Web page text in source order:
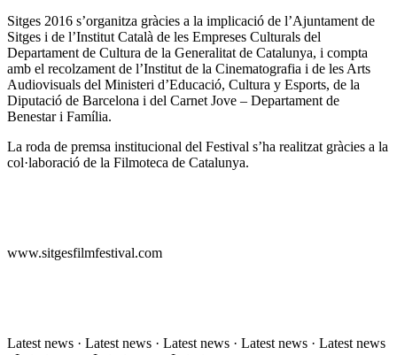
Sitges 2016 s’organitza gràcies a la implicació de l’Ajuntament de
Sitges i de l’Institut Català de les Empreses Culturals del
Departament de Cultura de la Generalitat de Catalunya, i compta
amb el recolzament de l’Institut de la Cinematografia i de les Arts
Audiovisuals del Ministeri d’Educació, Cultura y Esports, de la
Diputació de Barcelona i del Carnet Jove – Departament de
Benestar i Família.
La roda de premsa institucional del Festival s’ha realitzat gràcies a la
col·laboració de la Filmoteca de Catalunya.
www.sitgesfilmfestival.com
Latest news · Latest news · Latest news · Latest news · Latest news